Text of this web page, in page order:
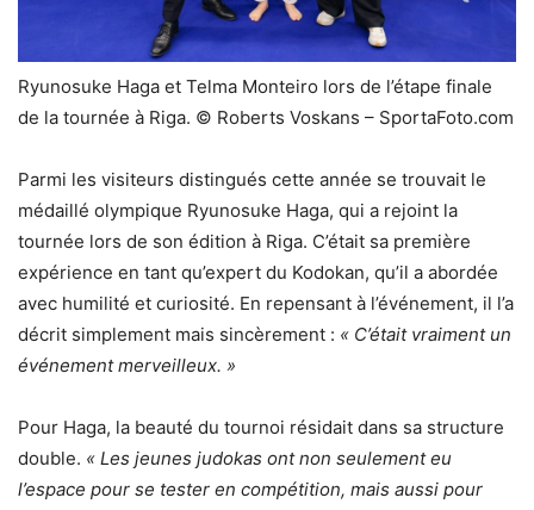
Ryunosuke Haga et Telma Monteiro lors de l’étape finale
de la tournée à Riga. © Roberts Voskans – SportaFoto.com
Parmi les visiteurs distingués cette année se trouvait le
médaillé olympique Ryunosuke Haga, qui a rejoint la
tournée lors de son édition à Riga. C’était sa première
expérience en tant qu’expert du Kodokan, qu’il a abordée
avec humilité et curiosité. En repensant à l’événement, il l’a
décrit simplement mais sincèrement : « C’était vraiment un
événement merveilleux. »
Pour Haga, la beauté du tournoi résidait dans sa structure
double. « Les jeunes judokas ont non seulement eu
l’espace pour se tester en compétition, mais aussi pour